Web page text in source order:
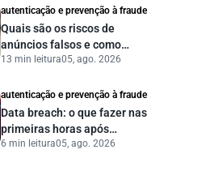
autenticação e prevenção à fraude
Quais são os riscos de
anúncios falsos e como
proteger seu negócio?
13 min leitura05, ago. 2026
autenticação e prevenção à fraude
Data breach: o que fazer nas
primeiras horas após
vazamento de dados?
6 min leitura05, ago. 2026